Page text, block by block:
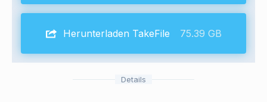
Herunterladen TakeFile 75.39 GB
Details